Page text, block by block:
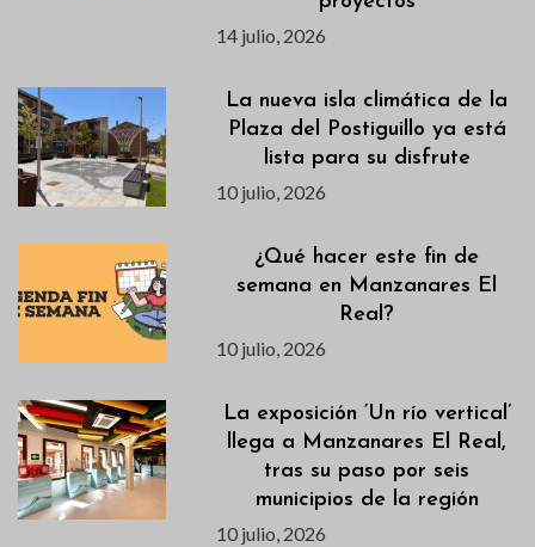
14 julio, 2026
La nueva isla climática de la
Plaza del Postiguillo ya está
lista para su disfrute
10 julio, 2026
¿Qué hacer este fin de
semana en Manzanares El
Real?
10 julio, 2026
La exposición ‘Un río vertical’
llega a Manzanares El Real,
tras su paso por seis
municipios de la región
10 julio, 2026